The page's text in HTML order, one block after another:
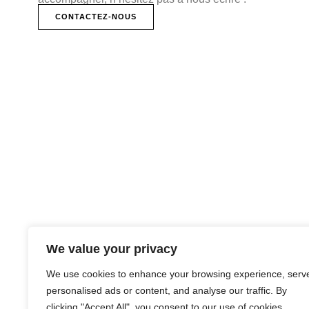
We value your privacy
We use cookies to enhance your browsing experience,
personalised ads or content, and analyse our traffic. By
CONTACTEZ-NOUS